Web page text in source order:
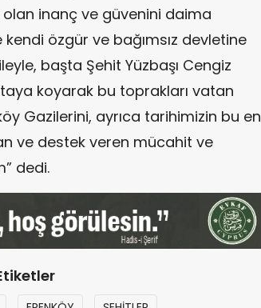
inanç ve güvenini daima
özgür ve bağımsız devletine
başta Şehit Yüzbaşı Cengiz
koyarak bu toprakları vatan
Gazilerini, ayrıca tarihimizin bu en
ve destek veren mücahit ve
dedi.